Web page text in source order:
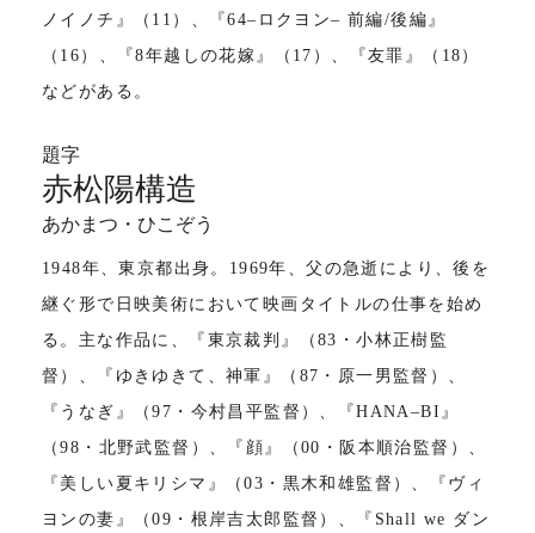
ノイノチ』（11）、『64‒ロクヨン‒ 前編/後編』
（16）、『8年越しの花嫁』（17）、『友罪』（18）
などがある。
題字
赤松陽構造
あかまつ・ひこぞう
1948年、東京都出身。1969年、父の急逝により、後を
継ぐ形で日映美術において映画タイトルの仕事を始め
る。主な作品に、『東京裁判』（83・小林正樹監
督）、『ゆきゆきて、神軍』（87・原一男監督）、
『うなぎ』（97・今村昌平監督）、『HANA‒BI』
（98・北野武監督）、『顔』（00・阪本順治監督）、
『美しい夏キリシマ』（03・黒木和雄監督）、『ヴィ
ヨンの妻』（09・根岸吉太郎監督）、『Shall we ダン